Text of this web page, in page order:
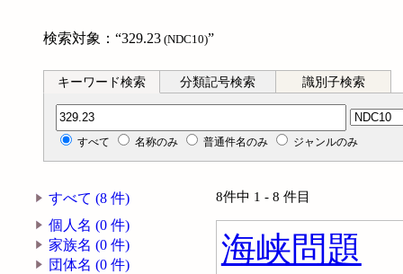
検索対象：“329.23 (NDC10)”
キーワード検索 分類記号検索 識別子検索
分類記号検索
すべて 名称のみ 普通件名のみ ジャンルのみ
すべて (8 件)
個人名 (0 件)
家族名 (0 件)
団体名 (0 件)
8件中 1 - 8 件目
海峡問題